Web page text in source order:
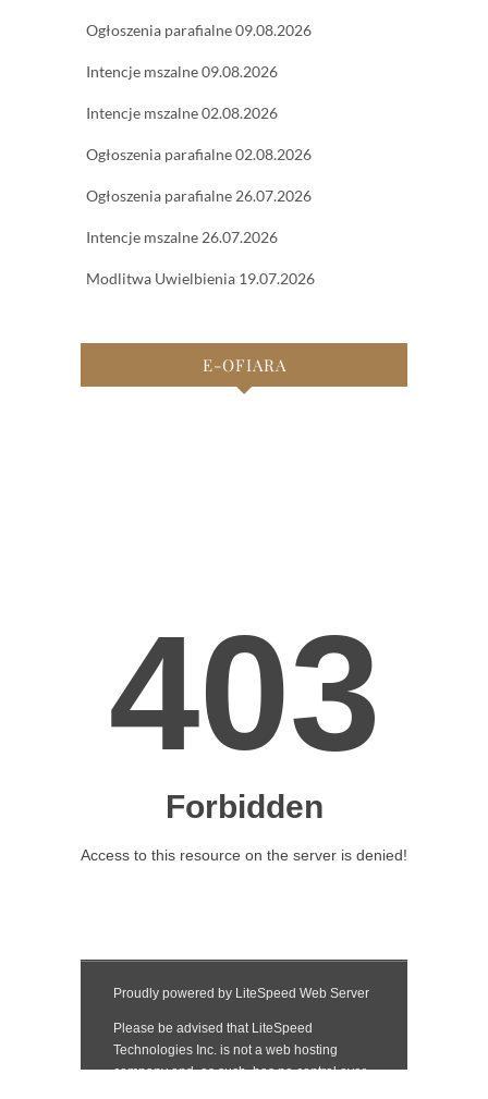
Ogłoszenia parafialne 09.08.2026
Intencje mszalne 09.08.2026
Intencje mszalne 02.08.2026
Ogłoszenia parafialne 02.08.2026
Ogłoszenia parafialne 26.07.2026
Intencje mszalne 26.07.2026
Modlitwa Uwielbienia 19.07.2026
E-OFIARA